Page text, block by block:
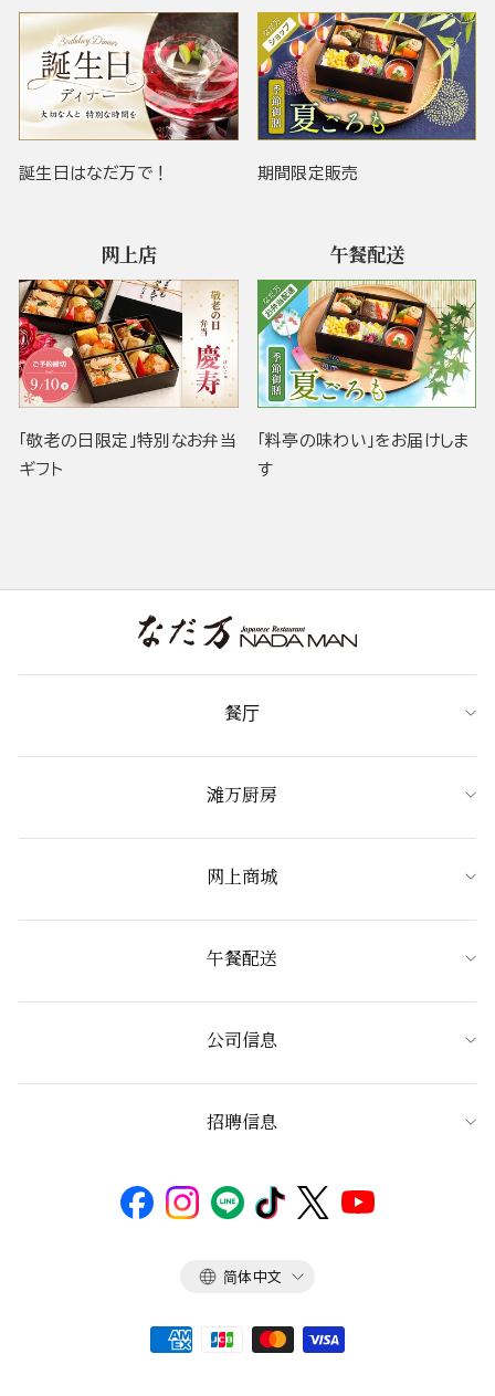
誕生日はなだ万で！ 期間限定販売
网上店
「敬老の日限定」特別なお弁当
ギフト
午餐配送
「料亭の味わい」をお届けしま
す
餐厅
滩万厨房
网上商城
午餐配送
公司信息
招聘信息
语
简体中文